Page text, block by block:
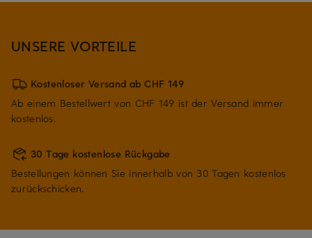
UNSERE VORTEILE
Kostenloser Versand ab CHF 149
Ab einem Bestellwert von CHF 149 ist der Versand immer
kostenlos.
30 Tage kostenlose Rückgabe
Bestellungen können Sie innerhalb von 30 Tagen kostenlos
zurückschicken.